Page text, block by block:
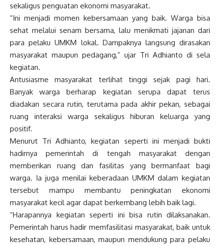
sekaligus penguatan ekonomi masyarakat.
“Ini menjadi momen kebersamaan yang baik. Warga bisa
sehat melalui senam bersama, lalu menikmati jajanan dari
para pelaku UMKM lokal. Dampaknya langsung dirasakan
masyarakat maupun pedagang,” ujar Tri Adhianto di sela
kegiatan.
Antusiasme masyarakat terlihat tinggi sejak pagi hari.
Banyak warga berharap kegiatan serupa dapat terus
diadakan secara rutin, terutama pada akhir pekan, sebagai
ruang interaksi warga sekaligus hiburan keluarga yang
positif.
Menurut Tri Adhianto, kegiatan seperti ini menjadi bukti
hadirnya pemerintah di tengah masyarakat dengan
memberikan ruang dan fasilitas yang bermanfaat bagi
warga. Ia juga menilai keberadaan UMKM dalam kegiatan
tersebut mampu membantu peningkatan ekonomi
masyarakat kecil agar dapat berkembang lebih baik lagi.
“Harapannya kegiatan seperti ini bisa rutin dilaksanakan.
Pemerintah harus hadir memfasilitasi masyarakat, baik untuk
kesehatan, kebersamaan, maupun mendukung para pelaku